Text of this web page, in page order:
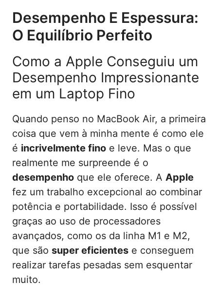
Desempenho E Espessura:
O Equilíbrio Perfeito
Como a Apple Conseguiu um
Desempenho Impressionante
em um Laptop Fino
Quando penso no MacBook Air, a primeira
coisa que vem à minha mente é como ele
é incrivelmente fino e leve. Mas o que
realmente me surpreende é o
desempenho que ele oferece. A Apple
fez um trabalho excepcional ao combinar
potência e portabilidade. Isso é possível
graças ao uso de processadores
avançados, como os da linha M1 e M2,
que são super eficientes e conseguem
realizar tarefas pesadas sem esquentar
muito.